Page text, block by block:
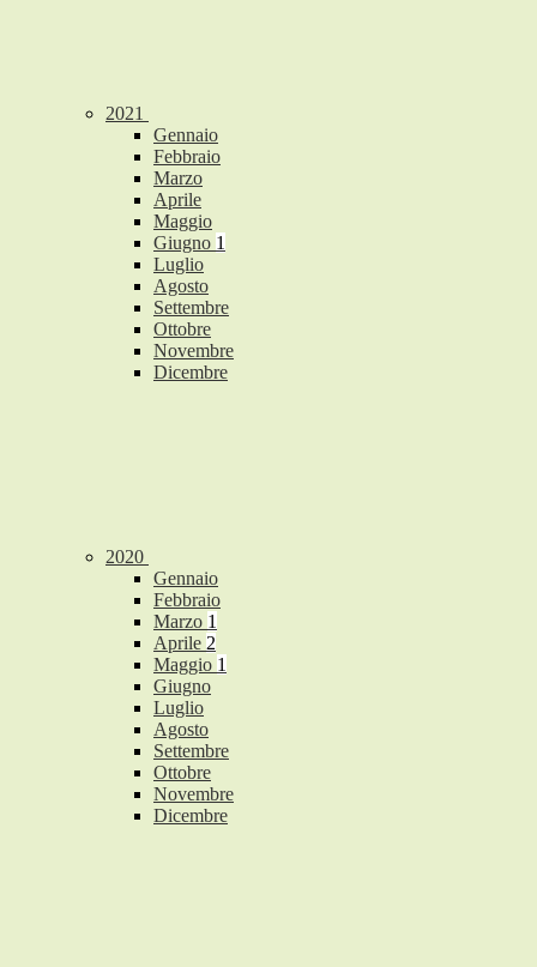
2021
Gennaio
Febbraio
Marzo
Aprile
Maggio
Giugno 1
Luglio
Agosto
Settembre
Ottobre
Novembre
Dicembre
2020
Gennaio
Febbraio
Marzo 1
Aprile 2
Maggio 1
Giugno
Luglio
Agosto
Settembre
Ottobre
Novembre
Dicembre